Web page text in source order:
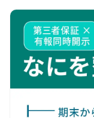
評価サイクル、移行
戦略の観点からお伝
ます。